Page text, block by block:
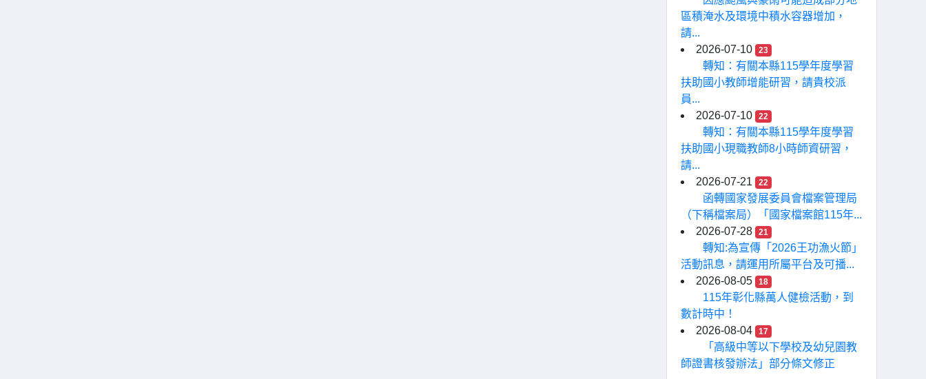
區積淹水及環境中積水容器增加，
請...
2026-07-10
23
轉知：有關本縣115學年度學習
扶助國小教師增能研習，請貴校派
員...
2026-07-10
22
轉知：有關本縣115學年度學習
扶助國小現職教師8小時師資研習，
請...
2026-07-21
22
函轉國家發展委員會檔案管理局
（下稱檔案局）「國家檔案館115年...
2026-07-28
21
轉知:為宣傳「2026王功漁火節」
活動訊息，請運用所屬平台及可播...
2026-08-05
18
115年彰化縣萬人健檢活動，到
數計時中！
2026-08-04
17
「高級中等以下學校及幼兒園教
師證書核發辦法」部分條文修正